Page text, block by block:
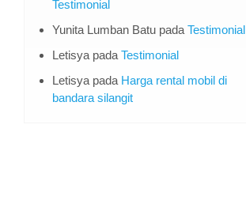
Testimonial
Yunita Lumban Batupada Testimonial
Letisyapada Testimonial
Letisyapada Harga rental mobil di
bandara silangit